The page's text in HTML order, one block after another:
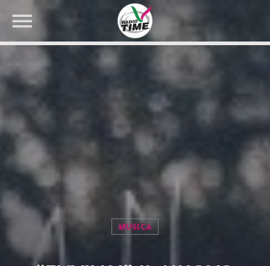
CERCA NEL SITO WEB:
MUSICA